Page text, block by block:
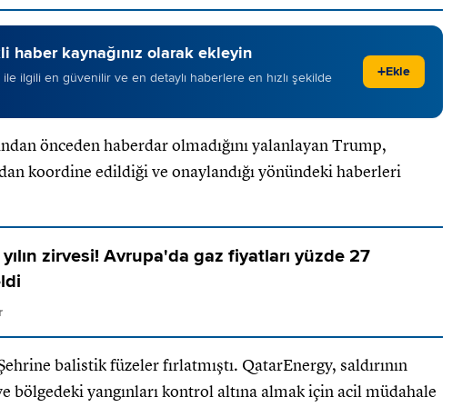
haber kaynağınız olarak ekleyin
ile ilgili en güvenilir ve en detaylı haberlere en hızlı şekilde
+Ekle
önceden haberdar olmadığını yalanlayan Trump,
koordine edildiği ve onaylandığı yönündeki haberleri
zirvesi! Avrupa'da gaz fiyatları yüzde 27
balistik füzeler fırlatmıştı. QatarEnergy, saldırının
bölgedeki yangınları kontrol altına almak için acil müdahale